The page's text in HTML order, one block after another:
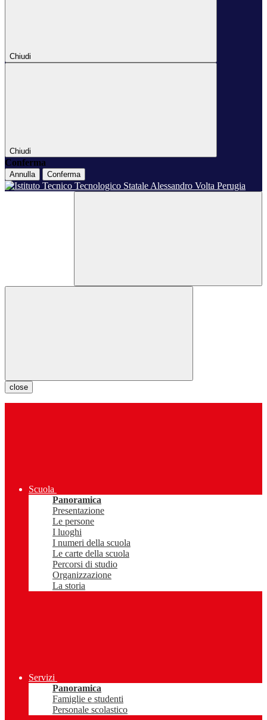
Chiudi
Chiudi
Conferma
Annulla Conferma
close
Scuola
Panoramica
Presentazione
Le persone
I luoghi
I numeri della scuola
Le carte della scuola
Percorsi di studio
Organizzazione
La storia
Servizi
Panoramica
Famiglie e studenti
Personale scolastico